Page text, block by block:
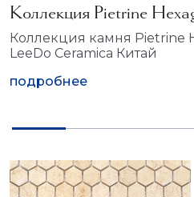
Коллекция Pietrine
Коллекция камня Pietrine
LeeDo Ceramica Китай
подробнее